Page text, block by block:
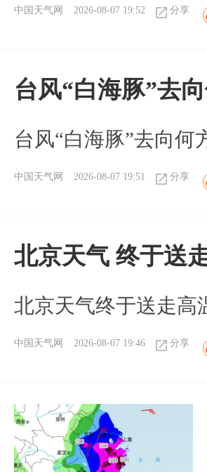
中国天气网 2026-08-07 19:52 分享
台风“白海豚”去
台风“白海豚”去向何
中国天气网 2026-08-07 19:51 分享
北京天气 终于送
北京天气终于送走高
中国天气网 2026-08-07 19:46 分享